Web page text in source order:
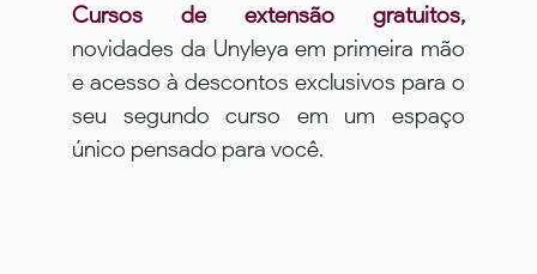
Cursos de extensão gratuitos,
novidades da Unyleya em primeira mão
e acesso à descontos exclusivos para o
seu segundo curso em um espaço
único pensado para você.